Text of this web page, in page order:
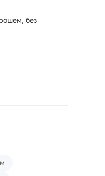
без